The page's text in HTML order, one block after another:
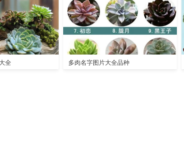
全 多肉名字图片大全品种